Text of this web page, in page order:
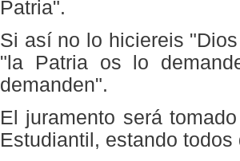
Patria".
Si así no lo hiciereis
"la Patria os lo
demanden".
El juramento será
Estudiantil, estando todos